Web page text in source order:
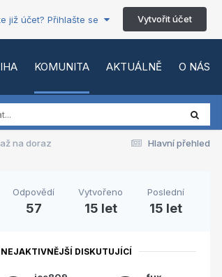
již účet? Přihlašte se Vytvořit účet
KOMUNITA AKTUÁLNĚ O NÁS
Hlavní přehled
na doraz
Odpovědí
57
Vytvořeno
15 let
Poslední
15 let
NEJAKTIVNĚJŠÍ DISKUTUJÍCÍ